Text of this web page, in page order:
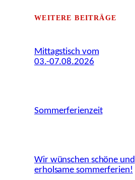
WEITERE BEITRÄGE
Mittagstisch vom
03.-07.08.2026
Sommerferienzeit
Wir wünschen schöne und
erholsame sommerferien!